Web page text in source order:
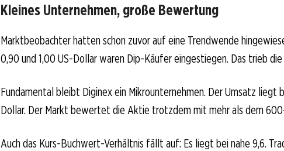
Kleines Unternehmen, große Bewertung
Marktbeobachter hatten schon zuvor auf eine Trendwende
0,90 und 1,00 US-Dollar waren Dip-Käufer eingestiegen. Das trieb
Fundamental bleibt Diginex ein Mikrounternehmen. Der Umsatz liegt
Dollar. Der Markt bewertet die Aktie trotzdem mit mehr als dem
Auch das Kurs-Buchwert-Verhältnis fällt auf: Es liegt bei nahe 9,6.